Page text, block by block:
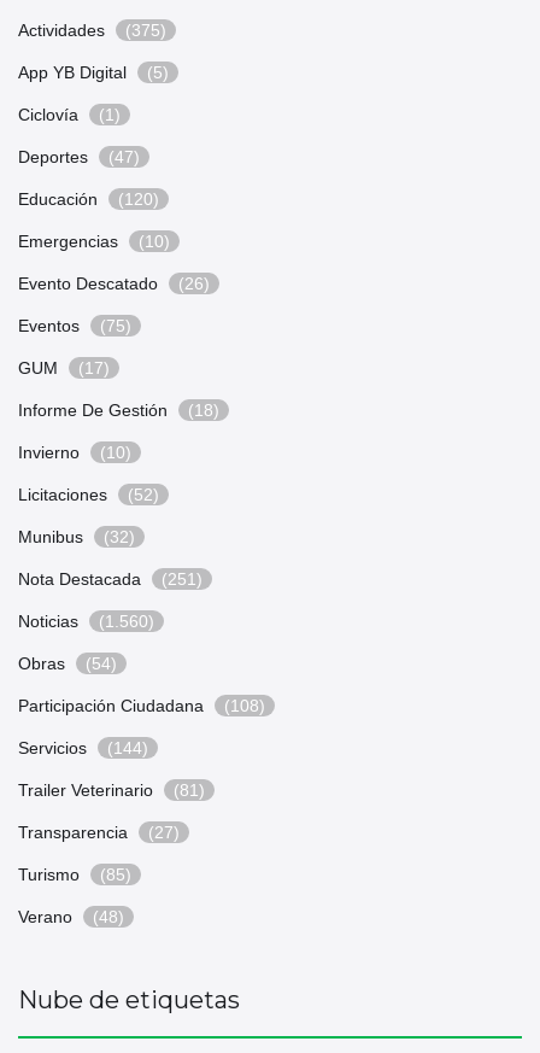
Actividades (375)
App YB Digital (5)
Ciclovía (1)
Deportes (47)
Educación (120)
Emergencias (10)
Evento Descatado (26)
Eventos (75)
GUM (17)
Informe De Gestión (18)
Invierno (10)
Licitaciones (52)
Munibus (32)
Nota Destacada (251)
Noticias (1.560)
Obras (54)
Participación Ciudadana (108)
Servicios (144)
Trailer Veterinario (81)
Transparencia (27)
Turismo (85)
Verano (48)
Nube de etiquetas